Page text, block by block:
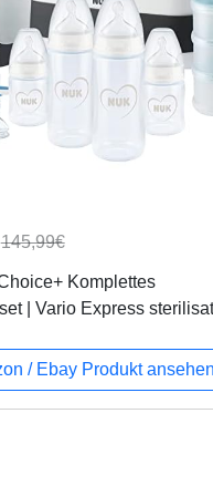
145,99€
Komplettes
| Vario Express
und mehr | Herz
/ Ebay Produkt